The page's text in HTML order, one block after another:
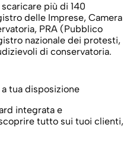
più di 140
delle Imprese, Camera
PRA (Pubblico
nazionale dei protesti,
di conservatoria.
tua disposizione
integrata e
tutto sui tuoi clienti,